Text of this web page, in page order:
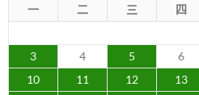
一 二 三 四
3
4 5 6
10
11 12 13